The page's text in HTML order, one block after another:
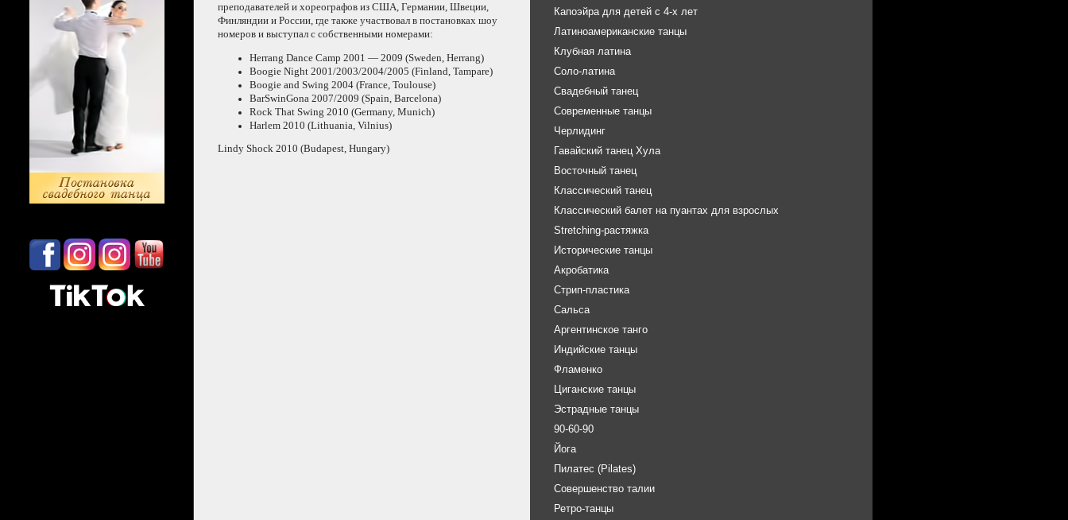
преподавателей и хореографов из США, Германии, Швеции,
Финляндии и России, где также участвовал в постановках шоу
номеров и выступал с собственными номерами:
Herrang Dance Camp 2001 — 2009 (Sweden, Herrang)
Boogie Night 2001/2003/2004/2005 (Finland, Tampare)
Boogie and Swing 2004 (France, Toulouse)
BarSwinGona 2007/2009 (Spain, Barcelona)
Rock That Swing 2010 (Germany, Munich)
Harlem 2010 (Lithuania, Vilnius)
Lindy Shock 2010 (Budapest, Hungary)
Капоэйра для детей с 4-х лет
Латиноамериканские танцы
Клубная латина
Соло-латина
Свадебный танец
Современные танцы
Черлидинг
Гавайский танец Хула
Восточный танец
Классический танец
Классический балет на пуантах для взрослых
Stretching-растяжка
Исторические танцы
Акробатика
Стрип-пластика
Сальса
Аргентинское танго
Индийские танцы
Фламенко
Циганские танцы
Эстрадные танцы
90-60-90
Йога
Пилатес (Pilates)
Совершенство талии
Ретро-танцы